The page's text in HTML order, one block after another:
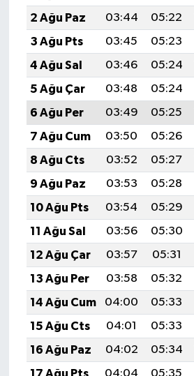
2 Ağu Paz
03:44 05:22
3 Ağu Pts
03:45 05:23
4 Ağu Sal
03:46 05:24
5 Ağu Çar
03:48 05:24
6 Ağu Per
03:49 05:25
7 Ağu Cum
03:50 05:26
8 Ağu Cts
03:52 05:27
9 Ağu Paz
03:53 05:28
10 Ağu Pts
03:54 05:29
11 Ağu Sal
03:56 05:30
12 Ağu Çar
03:57 05:31
13 Ağu Per
03:58 05:32
14 Ağu Cum
04:00 05:33
15 Ağu Cts
04:01 05:33
16 Ağu Paz
04:02 05:34